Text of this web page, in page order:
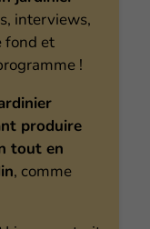
interviews,
fond et
!
produire
tout en
, comme